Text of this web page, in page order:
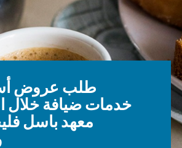
طلب عروض
خدمات ضيافة خلال
معهد باسل